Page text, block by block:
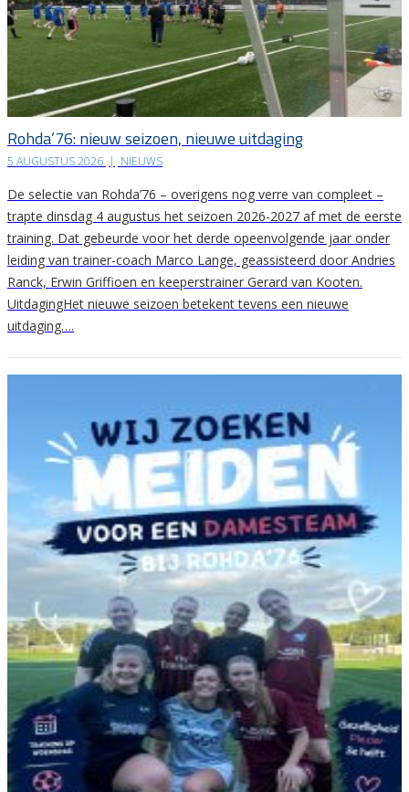
Rohda’76: nieuw seizoen, nieuwe uitdaging
5 AUGUSTUS 2026 | NIEUWS
De selectie van Rohda’76 – overigens nog verre van compleet –
trapte dinsdag 4 augustus het seizoen 2026-2027 af met de eerste
training. Dat gebeurde voor het derde opeenvolgende jaar onder
leiding van trainer-coach Marco Lange, geassisteerd door Andries
Ranck, Erwin Griffioen en keeperstrainer Gerard van Kooten.
UitdagingHet nieuwe seizoen betekent tevens een nieuwe
uitdaging….